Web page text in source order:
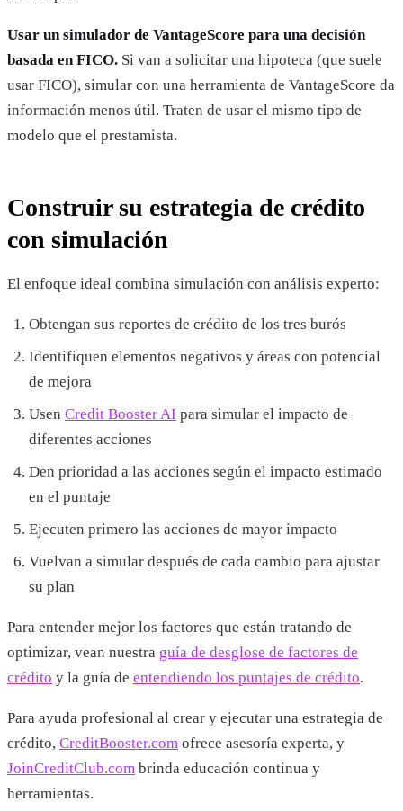
Usar un simulador de VantageScore para una decisión
basada en FICO. Si van a solicitar una hipoteca (que suele
usar FICO), simular con una herramienta de VantageScore da
información menos útil. Traten de usar el mismo tipo de
modelo que el prestamista.
Construir su estrategia de crédito
con simulación
El enfoque ideal combina simulación con análisis experto:
Obtengan sus reportes de crédito de los tres burós
Identifiquen elementos negativos y áreas con potencial
de mejora
Usen Credit Booster AI para simular el impacto de
diferentes acciones
Den prioridad a las acciones según el impacto estimado
en el puntaje
Ejecuten primero las acciones de mayor impacto
Vuelvan a simular después de cada cambio para ajustar
su plan
Para entender mejor los factores que están tratando de
optimizar, vean nuestra guía de desglose de factores de
crédito y la guía de entendiendo los puntajes de crédito.
Para ayuda profesional al crear y ejecutar una estrategia de
crédito, CreditBooster.com ofrece asesoría experta, y
JoinCreditClub.com brinda educación continua y
herramientas.